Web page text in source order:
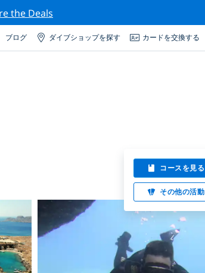
the Deals
ブログ ダイブショップを探す カードを交換する
コースを見る
その他の活動